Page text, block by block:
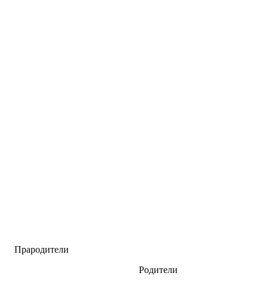
Прародители
Родители